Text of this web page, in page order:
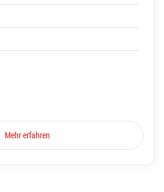
Mehr erfahren